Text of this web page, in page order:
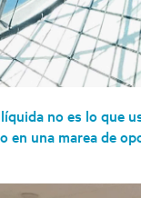
no es lo que
en una marea de